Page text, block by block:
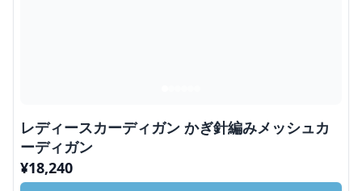
レディースカーディガン かぎ針編みメッシュカ
ーディガン
¥18,240